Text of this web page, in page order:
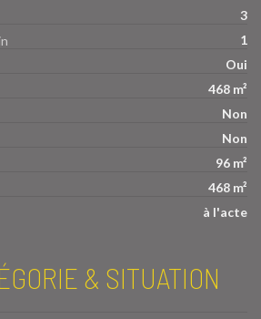
3
1
Oui
468 m²
Non
Non
96 m²
468 m²
à l'acte
& SITUATION